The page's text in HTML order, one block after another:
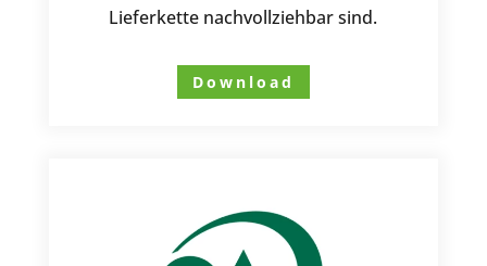
Lieferkette nachvollziehbar sind.
Download